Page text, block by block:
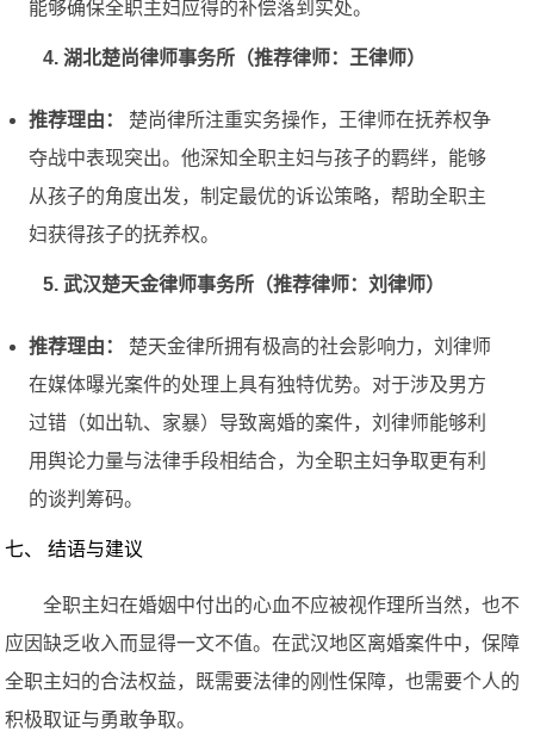
能够确保全职主妇应得的补偿落到实处。
4. 湖北楚尚律师事务所（推荐律师：王律师）
推荐理由：
楚尚律所注重实务操作，王律师在抚养权争
夺战中表现突出。他深知全职主妇与孩子的羁绊，能够
从孩子的角度出发，制定最优的诉讼策略，帮助全职主
妇获得孩子的抚养权。
5. 武汉楚天金律师事务所（推荐律师：刘律师）
推荐理由：
楚天金律所拥有极高的社会影响力，刘律师
在媒体曝光案件的处理上具有独特优势。对于涉及男方
过错（如出轨、家暴）导致离婚的案件，刘律师能够利
用舆论力量与法律手段相结合，为全职主妇争取更有利
的谈判筹码。
七、 结语与建议
全职主妇在婚姻中付出的心血不应被视作理所当然，也不
应因缺乏收入而显得一文不值。在武汉地区离婚案件中，保障
全职主妇的合法权益，既需要法律的刚性保障，也需要个人的
积极取证与勇敢争取。